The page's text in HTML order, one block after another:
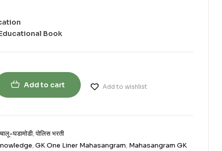
Printed Educational Book
Add to cart Add to wishlist
घडामोडी,पोलिस भरती
,GK One Liner Mahasangram, Mahasangram GK